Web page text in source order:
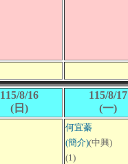
115/8/16
(日)
115/8/17
(一)
何宜蓁
(簡介)(中興)
(1)